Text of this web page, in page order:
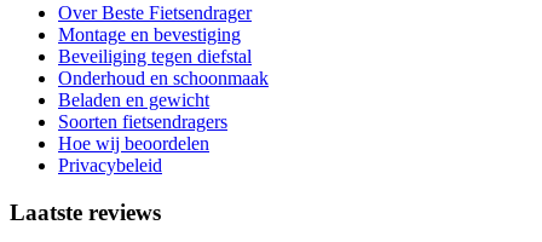
Over Beste Fietsendrager
Montage en bevestiging
Beveiliging tegen diefstal
Onderhoud en schoonmaak
Beladen en gewicht
Soorten fietsendragers
Hoe wij beoordelen
Privacybeleid
Laatste reviews